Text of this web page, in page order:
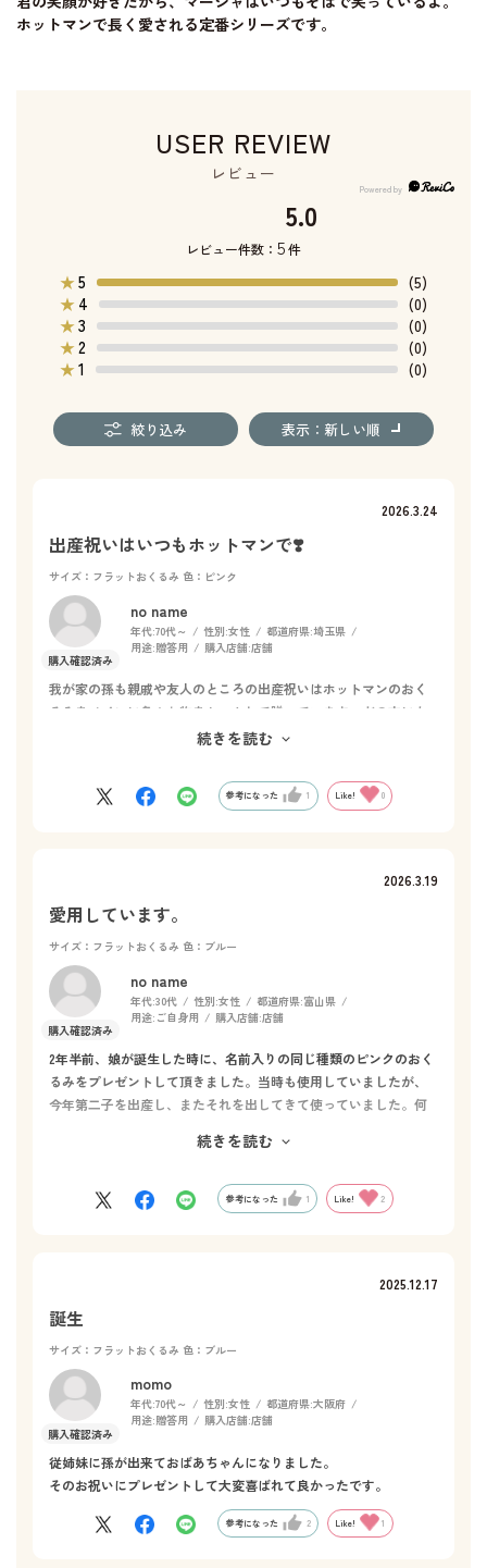
ホットマンで長く愛される定番シリーズです。
USER REVIEW
レビュー
5.0
レビュー件数： 5件
★5
(5)
★ 4
(0)
★3
(0)
★2
(0)
★1 (0)
絞り込み 表示：新しい順
2026.3.24
出産祝いはいつもホットマンで❣️
サイズ：フラットおくるみ 色：ピンク
no name
年代:70代～ 性別:女性 都道府県:埼玉県
用途:贈答用 購入店舗:店舗
我が家の孫も親戚や友人のところの出産祝いはホットマンのおく
るみをメインに色々な物をセットして贈っています。どの方にも
喜んで頂きますので内祝いなどにもこちらのタオル類を選んでい
続きを読む
参考になった 1 Like! 0
2026.3.19
愛用しています。
サイズ：フラットおくるみ 色：ブルー
no name
年代:30代 性別:女性 都道府県:富山県
用途: ご自身用 購入店舗:店舗
2年半前、娘が誕生した時に、名前入りの同じ種類のピンクのおく
るみをプレゼントして頂きました。当時も使用していましたが、
今年第二子を出産し、またそれを出してきて使っていました。何
性も優れており、大きさもちょうど良く、毎日使いたいと思い、
す。ピンクと交互で毎日使用しています。
続きを読む
参考になった 1 Like! 2
2025.12.17
誕生
サイズ：フラットおくるみ 色：ブルー
momo
年代:70代～ 性別:女性 都道府県:大阪府
用途:贈答用 購入店舗:店舗
従姉妹に孫が出来ておばあちゃんになりました。
そのお祝いにプレゼントして大変喜ばれて良かったです。
参考になった 2 Like! 1